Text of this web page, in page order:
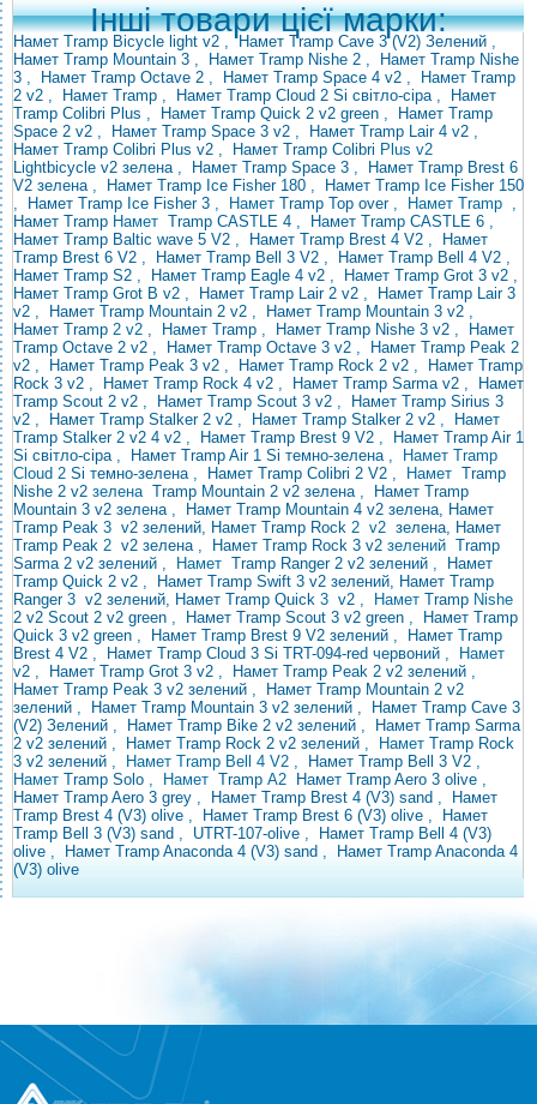
Інші товари цієї марки:
Намет Tramp Bicycle light v2 ,Намет Tramp Cave 3 (V2) Зелений ,
Намет Tramp Mountain 3 , Намет Tramp Nishe 2 ,
Намет Tramp Nishe
3 , Намет Tramp Octave 2 , Намет Tramp Space 4 v2 ,
Намет Tramp
2 v2 , Намет Tramp , Намет Tramp Cloud 2 Si світло-сіра ,
Намет
Tramp Colibri Plus , Намет Tramp Quick 2 v2 green ,
Намет Tramp
Space 2 v2 , Намет Tramp Space 3 v2 , Намет Tramp Lair 4 v2 ,
Намет Tramp Colibri Plus v2 , Намет Tramp Colibri Plus v2
Lightbicycle v2 зелена , Намет Tramp Space 3 ,
Намет Tramp Brest 6
V2 зелена , Намет Tramp Ice Fisher 180 ,
Намет Tramp Ice Fisher 150
,
Намет Tramp Ice Fisher 3 , Намет Tramp Top over , Намет Tramp ,
Намет Tramp Намет Tramp CASTLE 4 , Намет Tramp CASTLE 6 ,
Намет Tramp Baltic wave 5 V2 , Намет Tramp Brest 4 V2 ,
Намет
Tramp Brest 6 V2 , Намет Tramp Bell 3 V2 , Намет Tramp Bell 4 V2 ,
Намет Tramp S2 , Намет Tramp Eagle 4 v2 , Намет Tramp Grot 3 v2 ,
Намет Tramp Grot B v2 , Намет Tramp Lair 2 v2 ,
Намет Tramp Lair 3
v2 , Намет Tramp Mountain 2 v2 , Намет Tramp Mountain 3 v2 ,
Намет Tramp 2 v2 , Намет Tramp , Намет Tramp Nishe 3 v2 ,
Намет
Tramp Octave 2 v2 , Намет Tramp Octave 3 v2 ,
Намет Tramp Peak 2
v2 , Намет Tramp Peak 3 v2 , Намет Tramp Rock 2 v2 ,
Намет Tramp
Rock 3 v2 , Намет Tramp Rock 4 v2 , Намет Tramp Sarma v2 ,
Намет
Tramp Scout 2 v2 , Намет Tramp Scout 3 v2 ,
Намет Tramp Sirius 3
v2 , Намет Tramp Stalker 2 v2 , Намет Tramp Stalker 2 v2 ,
Намет
Tramp Stalker 2 v2 4 v2 , Намет Tramp Brest 9 V2 ,
Намет Tramp Air 1
Si світло-сіра , Намет Tramp Air 1 Si темно-зелена , Намет Tramp
Cloud 2 Si темно-зелена , Намет Tramp Colibri 2 V2 , Намет Tramp
Nishe 2 v2 зелена Tramp Mountain 2 v2 зелена ,
Намет Tramp
Mountain 3 v2 зелена , Намет Tramp Mountain 4 v2 зелена, Намет
Tramp Peak 3 v2 зелений, Намет Tramp Rock 2 v2 зелена, Намет
Tramp Peak 2 v2 зелена , Намет Tramp Rock 3 v2 зелений Tramp
Sarma 2 v2 зелений , Намет Tramp Ranger 2 v2 зелений ,
Намет
Tramp Quick 2 v2 , Намет Tramp Swift 3 v2 зелений, Намет Tramp
Ranger 3 v2 зелений, Намет Tramp Quick 3 v2 , Намет Tramp Nishe
2 v2 Scout 2 v2 green , Намет Tramp Scout 3 v2 green ,
Намет Tramp
Quick 3 v2 green , Намет Tramp Brest 9 V2 зелений ,
Намет Tramp
Brest 4 V2 , Намет Tramp Cloud 3 Si TRT-094-red червоний ,
Намет
v2 , Намет Tramp Grot 3 v2 , Намет Tramp Peak 2 v2 зелений ,
Намет Tramp Peak 3 v2 зелений ,
Намет Tramp Mountain 2 v2
зелений , Намет Tramp Mountain 3 v2 зелений ,
Намет Tramp Cave 3
(V2) Зелений , Намет Tramp Bike 2 v2 зелений ,
Намет Tramp Sarma
2 v2 зелений , Намет Tramp Rock 2 v2 зелений , Намет Tramp Rock
3 v2 зелений , Намет Tramp Bell 4 V2 , Намет Tramp Bell 3 V2 ,
Намет Tramp Solo , Намет Tramp A2 Намет Tramp Aero 3 olive ,
Намет Tramp Aero 3 grey , Намет Tramp Brest 4 (V3) sand ,
Намет
Tramp Brest 4 (V3) olive , Намет Tramp Brest 6 (V3) olive ,
Намет
Tramp Bell 3 (V3) sand , UTRT-107-olive ,
Намет Tramp Bell 4 (V3)
olive , Намет Tramp Anaconda 4 (V3) sand ,
Намет Tramp Anaconda 4
(V3) olive